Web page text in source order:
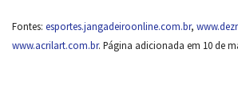
Fontes: esportes.jangadeiroonline.com.br,
www.acrilart.com.br. Página adicionada em 10 de